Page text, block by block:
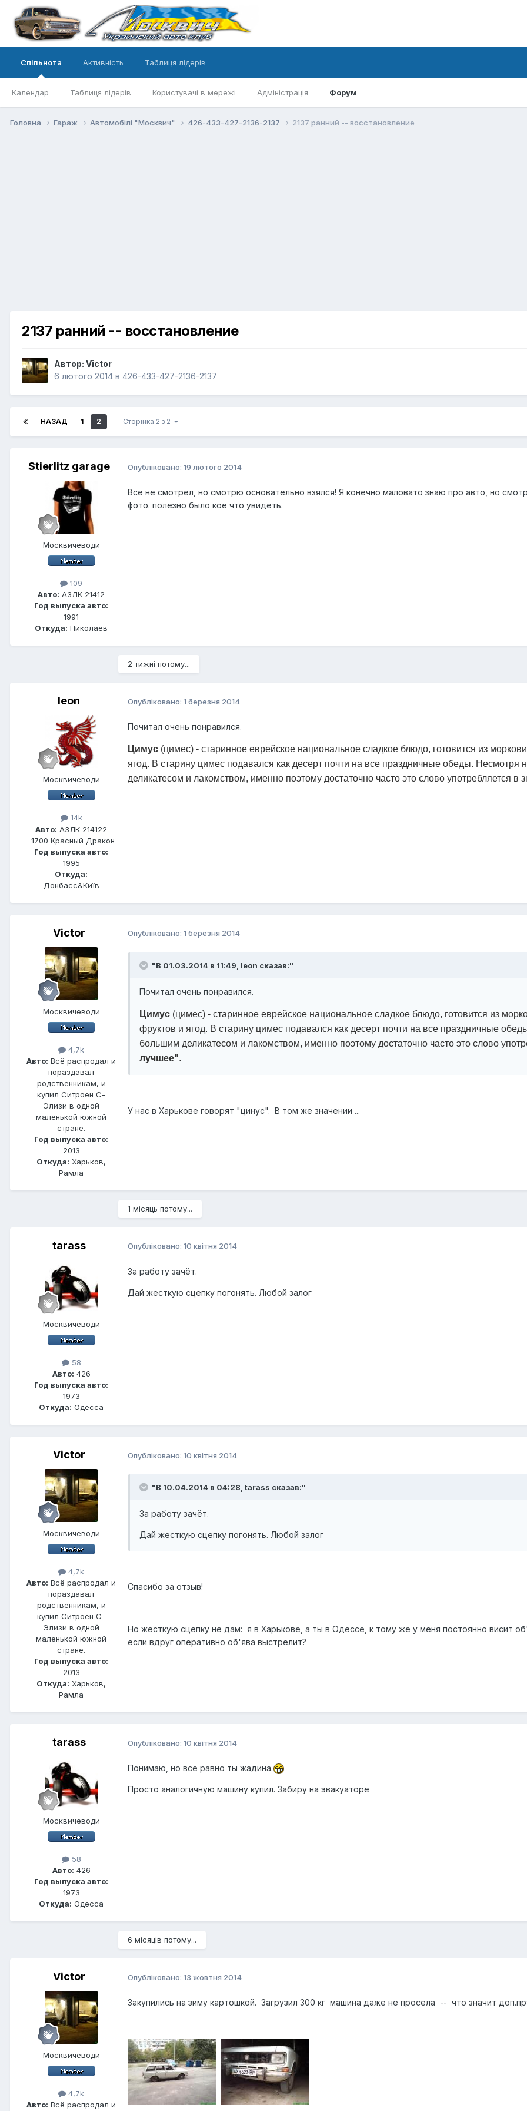
Спільнота
Календар Таблиця лідерів Користувачі в мережі Адміністрація Форум
Активність Таблиця лідерів
Головна Гараж Автомобілі "Москвич" 426-433-427-2136-2137 2137 ранний -- восстановление
2137 ранний -- восстановление
Автор: Victor
6 лютого 2014 в 426-433-427-2136-2137
НАЗАД 1 2 Сторінка 2 з 2
Stierlitz garage
Москвичеводи
109
Авто: АЗЛК 21412
Год выпуска авто:
1991
Откуда: Николаев
Опубліковано: 19 лютого 2014
Все не смотрел, но смотрю основательно взялся! Я конечно маловато знаю про авто, но
фото. полезно было кое что увидеть.
2 тижні потому...
leon
Москвичеводи
14k
Авто: АЗЛК 214122
-1700 Красный Дракон
Год выпуска авто:
1995
Откуда:
Донбасс&Київ
Опубліковано: 1 березня 2014
Почитал очень понравился.
Цимус (цимес) - старинное еврейское национальное сладкое блюдо, готовится из
ягод. В старину цимес подавался как десерт почти на все праздничные обеды.
деликатесом и лакомством, именно поэтому достаточно часто это слово употребляется в
Victor
Москвичеводи
4,7k
Авто: Всё распродал и
пораздавал
родственникам, и
купил Ситроен С-
Элизи в одной
маленькой южной
стране.
Год выпуска авто:
2013
Откуда: Харьков,
Рамла
Опубліковано: 1 березня 2014
"В 01.03.2014 в 11:49, leon сказав:"
Почитал очень понравился.
Цимус (цимес) - старинное еврейское национальное сладкое блюдо, готовится из
фруктов и ягод. В старину цимес подавался как десерт почти на все праздничные
большим деликатесом и лакомством, именно поэтому достаточно часто это слово
лучшее".
У нас в Харькове говорят "цинус". В том же значении ...
1 місяць потому...
tarass
Москвичеводи
58
Авто: 426
Год выпуска авто:
1973
Откуда: Одесса
Опубліковано: 10 квітня 2014
За работу зачёт.
Дай жесткую сцепку погонять. Любой залог
Victor
Москвичеводи
4,7k
Авто: Всё распродал и
пораздавал
родственникам, и
купил Ситроен С-
Элизи в одной
маленькой южной
стране.
Год выпуска авто:
2013
Откуда: Харьков,
Рамла
Опубліковано: 10 квітня 2014
"В 10.04.2014 в 04:28, tarass сказав:"
За работу зачёт.
Дай жесткую сцепку погонять. Любой залог
Спасибо за отзыв!
Но жёсткую сцепку не дам: я в Харькове, а ты в Одессе, к тому же у меня постоянно висит
если вдруг оперативно об'ява выстрелит?
tarass
Москвичеводи
58
Авто: 426
Год выпуска авто:
1973
Откуда: Одесса
Опубліковано: 10 квітня 2014
Понимаю, но все равно ты жадина.
Просто аналогичную машину купил. Забиру на эвакуаторе
6 місяців потому...
Victor
Москвичеводи
4,7k
Авто: Всё распродал и
Опубліковано: 13 жовтня 2014
Закупились на зиму картошкой. Загрузил 300 кг машина даже не просела -- что значит